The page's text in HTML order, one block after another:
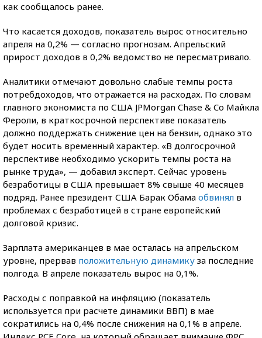
как сообщалось ранее.
Что касается доходов, показатель вырос относительно
апреля на 0,2% — согласно прогнозам. Апрельский
прирост доходов в 0,2% ведомство не пересматривало.
Аналитики отмечают довольно слабые темпы роста
потребдоходов, что отражается на расходах. По словам
главного экономиста по США JPMorgan Chase & Co Майкла
Фероли, в краткосрочной перспективе показатель
должно поддержать снижение цен на бензин, однако это
будет носить временный характер. «В долгосрочной
перспективе необходимо ускорить темпы роста на
рынке труда», — добавил эксперт. Сейчас уровень
безработицы в США превышает 8% свыше 40 месяцев
подряд. Ранее президент США Барак Обама обвинял в
проблемах с безработицей в стране европейский
долговой кризис.
Зарплата американцев в мае осталась на апрельском
уровне, прервав положительную динамику за последние
полгода. В апреле показатель вырос на 0,1%.
Расходы с поправкой на инфляцию (показатель
используется при расчете динамики ВВП) в мае
сократились на 0,4% после снижения на 0,1% в апреле.